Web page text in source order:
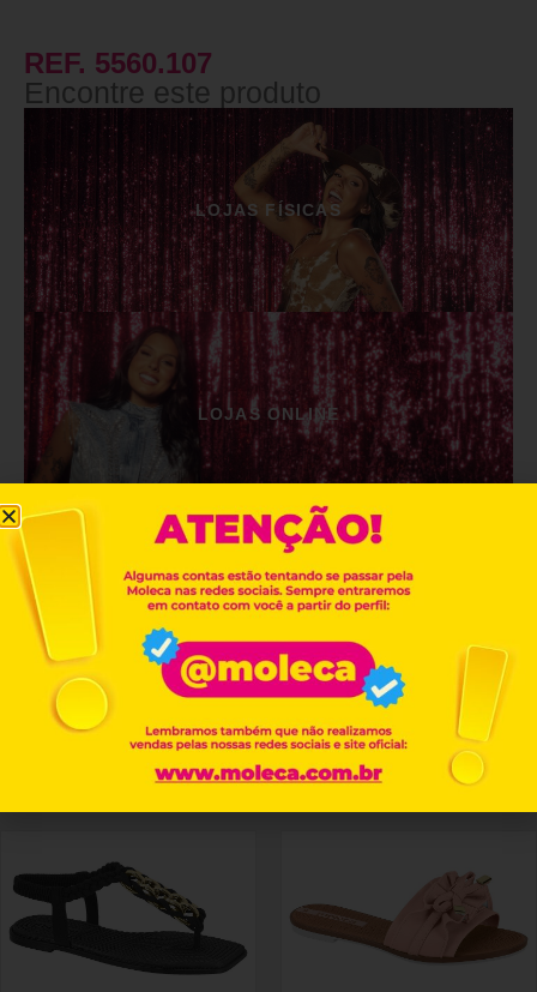
REF. 5560.107
Encontre este produto
LOJAS FÍSICAS
LOJAS ONLINE
Produtos relacionados